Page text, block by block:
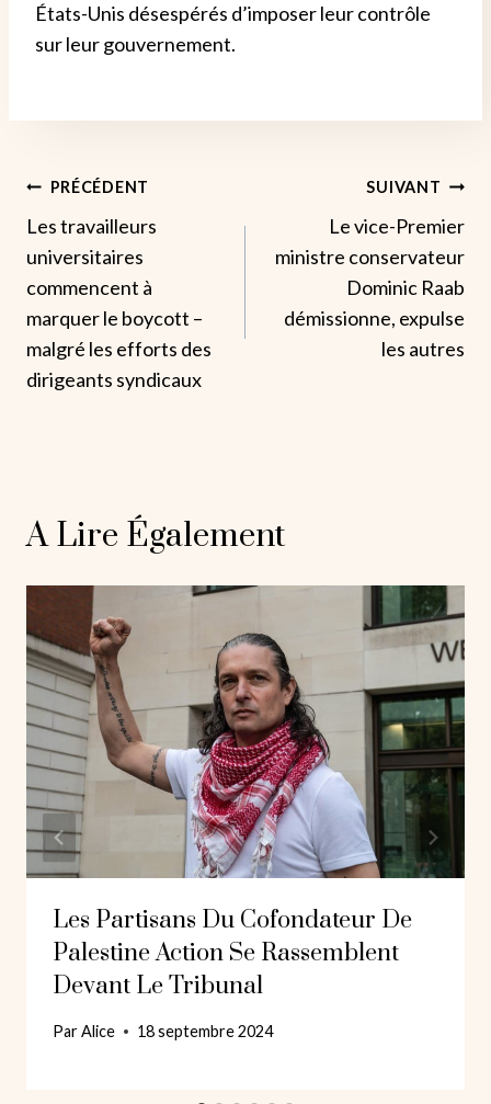
États-Unis désespérés d’imposer leur contrôle
sur leur gouvernement.
Navigation
De
L’article
PRÉCÉDENT
Les travailleurs
universitaires
commencent à
marquer le boycott –
malgré les efforts des
dirigeants syndicaux
SUIVANT
Le vice-Premier
ministre conservateur
Dominic Raab
démissionne, expulse
les autres
A Lire Également
Les Partisans Du Cofondateur De
Palestine Action Se Rassemblent
Devant Le Tribunal
ParAlice 18 septembre 2024